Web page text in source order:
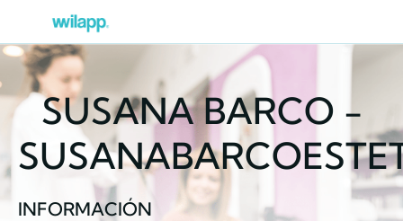
SUSANA BARCO -
INFORMACIÓN